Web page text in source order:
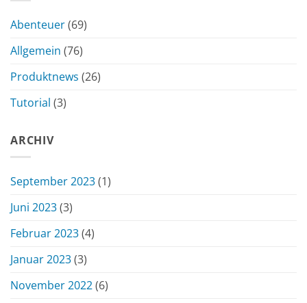
Abenteuer(69)
Allgemein (76)
Produktnews (26)
Tutorial (3)
ARCHIV
September 2023(1)
Juni 2023(3)
Februar 2023(4)
Januar 2023(3)
November 2022(6)